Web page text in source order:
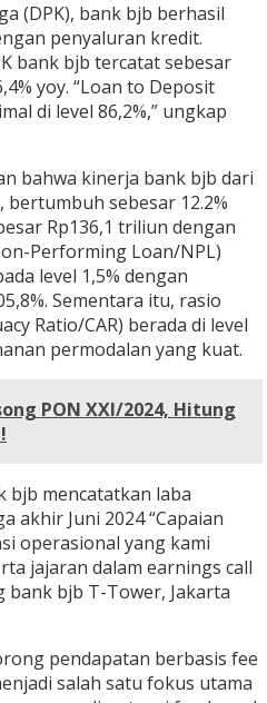
(DPK), bank bjb berhasil
penyaluran kredit.
bank bjb tercatat sebesar
yoy. “Loan to Deposit
di level 86,2%,” ungkap
bahwa kinerja bank bjb dari
sebesar 12.2%
Rp136,1 triliun dengan
Performing Loan/NPL)
level 1,5% dengan
Sementara itu, rasio
Ratio/CAR) berada di level
permodalan yang kuat.
PON XXI/2024, Hitung
bjb mencatatkan laba
akhir Juni 2024 “Capaian
operasional yang kami
jajaran dalam earnings call
bank bjb T-Tower, Jakarta
pendapatan berbasis fee
salah satu fokus utama